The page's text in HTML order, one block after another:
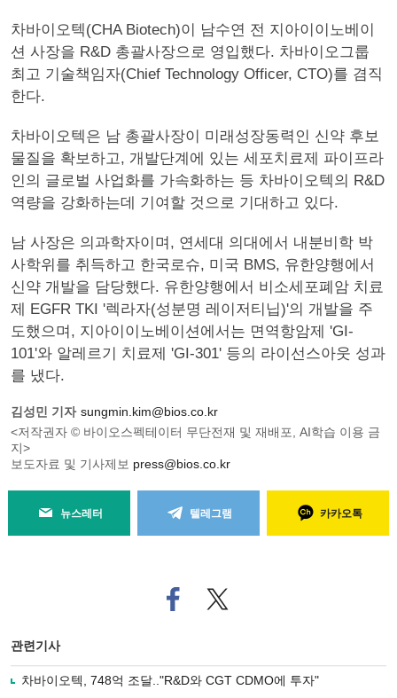
차바이오텍(CHA Biotech)이 남수연 전 지아이이노베이
션 사장을 R&D 총괄사장으로 영입했다. 차바이오그룹
최고 기술책임자(Chief Technology Officer, CTO)를 겸직
한다.
차바이오텍은 남 총괄사장이 미래성장동력인 신약 후보
물질을 확보하고, 개발단계에 있는 세포치료제 파이프라
인의 글로벌 사업화를 가속화하는 등 차바이오텍의 R&D
역량을 강화하는데 기여할 것으로 기대하고 있다.
남 사장은 의과학자이며, 연세대 의대에서 내분비학 박
사학위를 취득하고 한국로슈, 미국 BMS, 유한양행에서
신약 개발을 담당했다. 유한양행에서 비소세포폐암 치료
제 EGFR TKI '렉라자(성분명 레이저티닙)'의 개발을 주
도했으며, 지아이이노베이션에서는 면역항암제 'GI-
101'와 알레르기 치료제 'GI-301' 등의 라이선스아웃 성과
를 냈다.
김성민 기자 sungmin.kim@bios.co.kr
<저작권자 © 바이오스펙테이터 무단전재 및 재배포, AI학습 이용 금
지>
보도자료 및 기사제보 press@bios.co.kr
뉴스레터 텔레그램 카카오톡
페
이
로
트위
터로
관련기사
차바이오텍, 748억 조달.."R&D와 CGT CDMO에 투자"